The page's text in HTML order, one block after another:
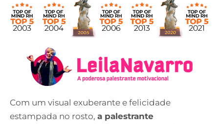
Com um visual exuberante e felicidade
estampada no rosto, a palestrante